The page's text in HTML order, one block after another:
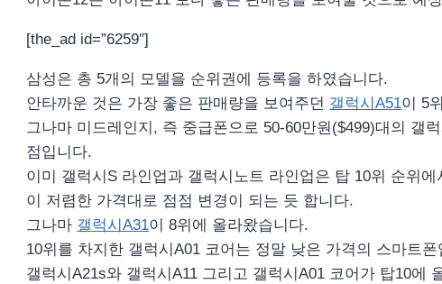
[the_ad id=”6259″]
삼성은 총 5개의 모델을 순위권에 등록을 하였습니다.
안타까운 것은 가장 좋은 판매량을 보여주던 갤럭시A51이 5
그나마 미드레인지, 즉 중급폰으로 50-60만원($499)대의 갤
점입니다.
이미 갤럭시S 라인업과 갤럭시노트 라인업은 탑 10위 순위
이 저렴한 가격대로 점점 변경이 되는 듯 합니다.
그나마 갤럭시A31이 8위에 올라왔습니다.
10위를 차지한 갤럭시A01 코어는 정말 낮은 가격의 스마트폰
갤럭시A21s와 갤럭시A11 그리고 갤럭시A01 코어가 탑10